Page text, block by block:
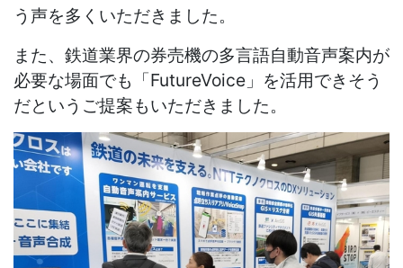
う声を多くいただきました。
また、鉄道業界の券売機の多言語自動音声案内が
必要な場面でも「FutureVoice 」を活用できそう
だというご提案もいただきました。